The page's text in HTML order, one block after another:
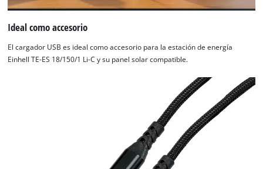
Ideal como accesorio
El cargador USB es ideal como accesorio para la estación de energía
Einhell TE-ES 18/150/1 Li-C y su panel solar compatible.